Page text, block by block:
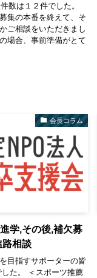
数は１２件でした。
集の本番を終えて、そ
ご相談をいただきまし
場合、事前準備がとて
会長コラム
学,その後,補欠募
路相談
目指すサポーターの皆
た。 ＜スポーツ推薦